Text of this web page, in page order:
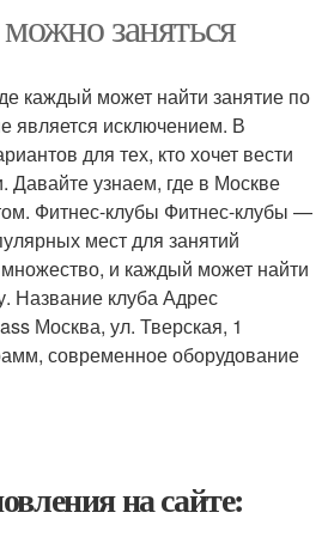
заняться
каждый может найти занятие по
является исключением. В
для тех, кто хочет вести
Давайте узнаем, где в Москве
Фитнес-клубы Фитнес-клубы —
мест для занятий
и каждый может найти
Название клуба Адрес
Москва, ул. Тверская, 1
современное оборудование
на сайте: